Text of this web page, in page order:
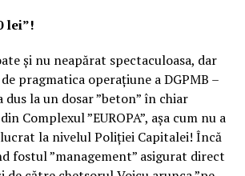
lei”!
și nu neapărat spectaculoasa, dar
pragmatica operațiune a DGPMB –
la un dosar ”beton” în chiar
Complexul ”EUROPA”, așa cum nu a
la nivelul Poliției Capitalei! Încă
fostul ”management” asigurat direct